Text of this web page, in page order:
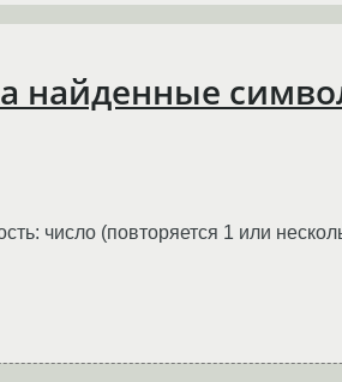
найденные
число (повторяется 1 или